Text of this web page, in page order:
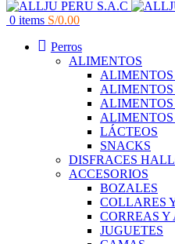
0 items S/0.00
Perros
ALIMENTOS
ALIMENTOS
LÁCTEOS
SNACKS
DISFRACES
ACCESORIOS
BOZALES
COLLARES
CORREAS Y
JUGUETES